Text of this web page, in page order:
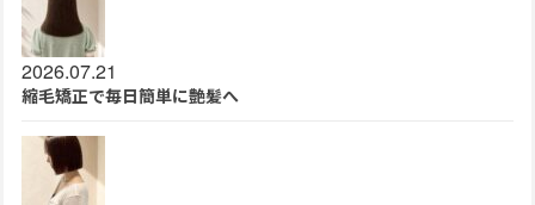
2026.07.21
縮毛矯正で毎日簡単に艶髪へ